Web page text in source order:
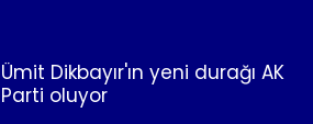
Ümit Dikbayır'ın yeni durağı AK
Parti oluyor